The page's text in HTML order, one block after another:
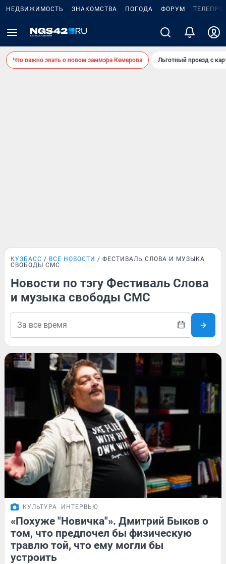
НЕДВИЖИМОСТЬ ЗНАКОМСТВА ПОГОДА ФОРУМ
Что важно знать о новом заммэра Кемерова Льготный проезд с
КУЗБАСС ВСЕ НОВОСТИ
ФЕСТИВАЛЬ СЛОВА И МУЗЫКА
СВОБОДЫ СМС
Новости по тэгу Фестиваль Слова
и музыка свободы СМС
КУЛЬТУРА ИНТЕРВЬЮ
«Похуже "Новичка"». Дмитрий Быков о
том, что предпочел бы физическую
травлю той, что ему могли бы
устроить